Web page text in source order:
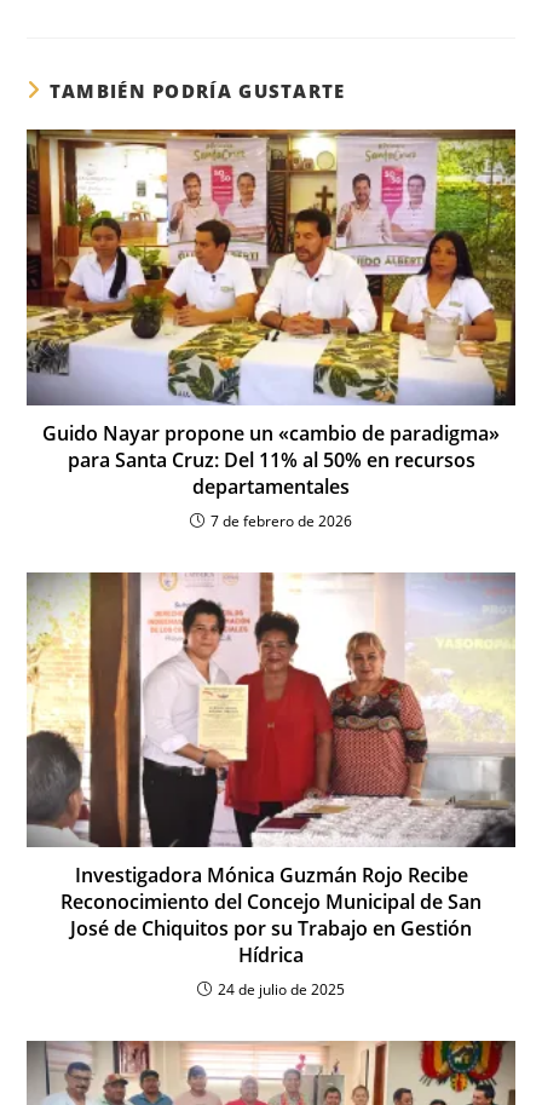
TAMBIÉN PODRÍA GUSTARTE
Guido Nayar propone un «cambio de paradigma»
para Santa Cruz: Del 11% al 50% en recursos
departamentales
7 de febrero de 2026
Investigadora Mónica Guzmán Rojo Recibe
Reconocimiento del Concejo Municipal de San
José de Chiquitos por su Trabajo en Gestión
Hídrica
24 de julio de 2025